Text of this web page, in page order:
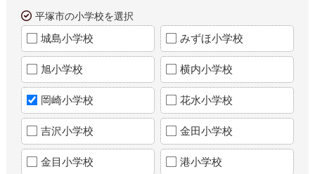
平塚市の小学校を選択
城島小学校 みずほ小学校
旭小学校 横内小学校
岡崎小学校 花水小学校
吉沢小学校 金田小学校
金目小学校 港小学校